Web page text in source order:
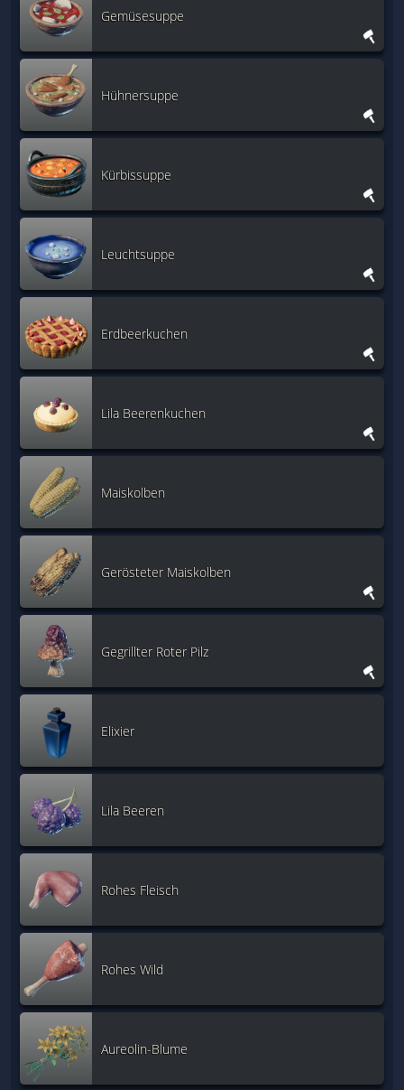
Gemüsesuppe
Hühnersuppe
Kürbissuppe
Leuchtsuppe
Erdbeerkuchen
Lila Beerenkuchen
Maiskolben
Gerösteter Maiskolben
Gegrillter Roter Pilz
Elixier
Lila Beeren
Rohes Fleisch
Rohes Wild
Aureolin-Blume